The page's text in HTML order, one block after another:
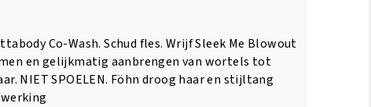
Co-Wash. Schud fles. Wrijf Sleek Me Blowout
en gelijkmatig aanbrengen van wortels tot
NIET SPOELEN. Föhn droog haar en stijltang